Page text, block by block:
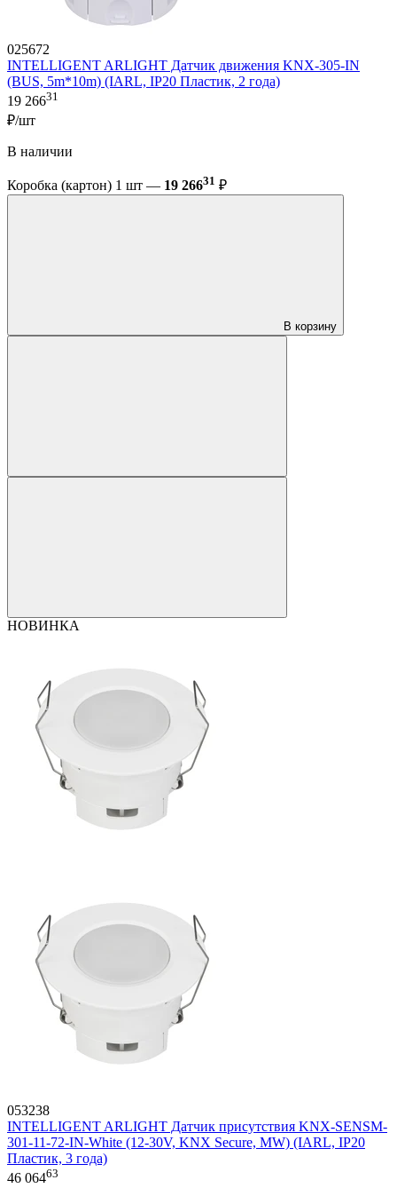
025672
INTELLIGENT ARLIGHT Датчик движения KNX-305-IN
(BUS, 5m*10m) (IARL, IP20 Пластик, 2 года)
19 26631
₽/шт
В наличии
Коробка (картон) 1 шт — 19 26631 ₽
В корзину
НОВИНКА
053238
INTELLIGENT ARLIGHT Датчик присутствия KNX-SENSM-
301-11-72-IN-White (12-30V, KNX Secure, MW) (IARL, IP20
Пластик, 3 года)
46 06463